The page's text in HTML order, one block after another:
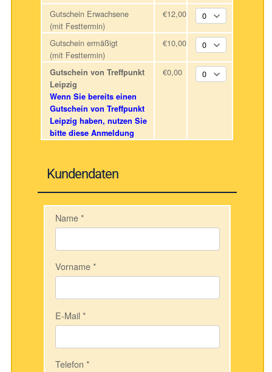
Gutschein Erwachsene
(mit Festtermin)
€12,00
Gutschein ermäßigt
(mit Festtermin)
€10,00
Gutschein von Treffpunkt
Leipzig
Wenn Sie bereits einen
Gutschein von Treffpunkt
Leipzig haben, nutzen Sie
bitte diese Anmeldung
€0,00
Kundendaten
Name*
Vorname*
E-Mail*
Telefon *